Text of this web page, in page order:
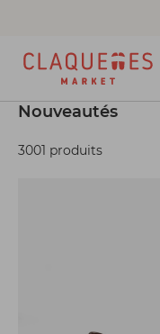
Nouveautés
3001 produits